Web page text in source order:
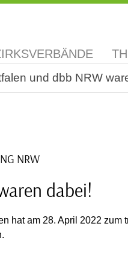
und dbb NRW
NRW
dabei!
hat am 28. April 2022 zum